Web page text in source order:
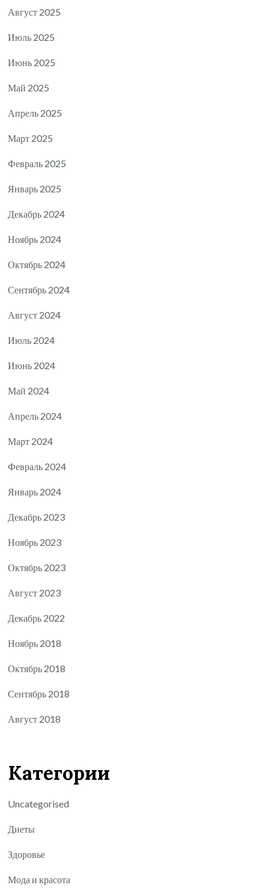
Август 2025
Июль 2025
Июнь 2025
Май 2025
Апрель 2025
Март 2025
Февраль 2025
Январь 2025
Декабрь 2024
Ноябрь 2024
Октябрь 2024
Сентябрь 2024
Август 2024
Июль 2024
Июнь 2024
Май 2024
Апрель 2024
Март 2024
Февраль 2024
Январь 2024
Декабрь 2023
Ноябрь 2023
Октябрь 2023
Август 2023
Декабрь 2022
Ноябрь 2018
Октябрь 2018
Сентябрь 2018
Август 2018
Категории
Uncategorised
Диеты
Здоровье
Мода и красота